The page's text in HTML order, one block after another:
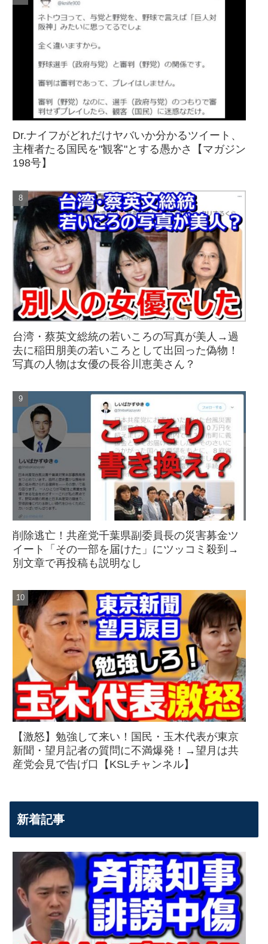
Dr.ナイフがどれだけヤバいか分かるツイート、
主権者たる国民を"観客"とする愚かさ【マガジン
198号】
台湾・蔡英文総統の若いころの写真が美人→過
去に稲田朋美の若いころとして出回った偽物！
写真の人物は女優の長谷川恵美さん？
削除逃亡！共産党千葉県副委員長の災害募金ツ
イート「その一部を届けた」にツッコミ殺到→
別文章で再投稿も説明なし
【激怒】勉強して来い！国民・玉木代表が東京
新聞・望月記者の質問に不満爆発！→望月は共
産党会見で告げ口【KSLチャンネル】
新着記事